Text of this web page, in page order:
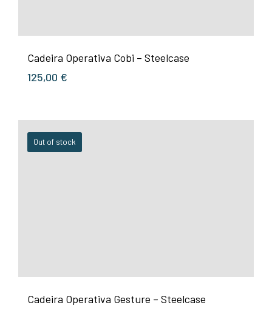
Cadeira Operativa Cobi – Steelcase
125,00 €
Out of stock
Cadeira Operativa Gesture – Steelcase